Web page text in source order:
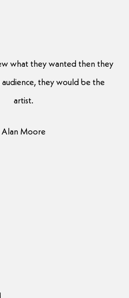
what they wanted then they
they would be the
artist.
Alan Moore